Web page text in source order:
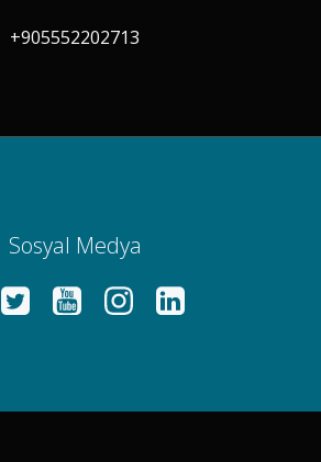
+905552202713
Sosyal Medya